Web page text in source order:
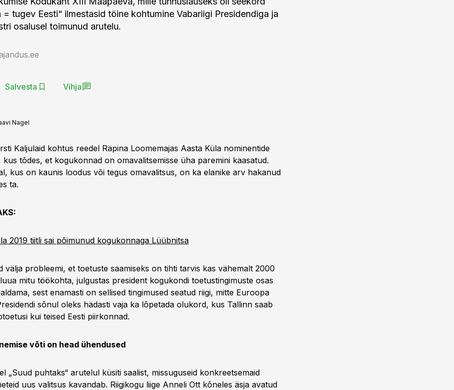
= tugev Eesti“ ilmestasid töine kohtumine Vabariigi Presidendiga ja
osalusel toimunud arutelu.
Salvesta Vihja
Nagel
Kaljulaid kohtus reedel Räpina Loomemajas Aasta Küla nominentide
kus tõdes, et kogukonnad on omavalitsemisse üha paremini kaasatud.
kus on kaunis loodus või tegus omavalitsus, on ka elanike arv hakanud
ta.
2019 tiitli sai põimunud kogukonnaga Lüübnitsa
välja probleemi, et toetuste saamiseks on tihti tarvis kas vähemalt 2000
mitu töökohta, julgustas president kogukondi toetustingimuste osas
sest enamasti on sellised tingimused seatud riigi, mitte Euroopa
sõnul oleks hädasti vaja ka lõpetada olukord, kus Tallinn saab
kui teised Eesti piirkonnad.
võti on head ühendused
„Suud puhtaks“ arutelul küsiti saalist, missuguseid konkreetsemaid
uus valitsus kavandab. Riigikogu liige Anneli Ott kõneles äsja avatud